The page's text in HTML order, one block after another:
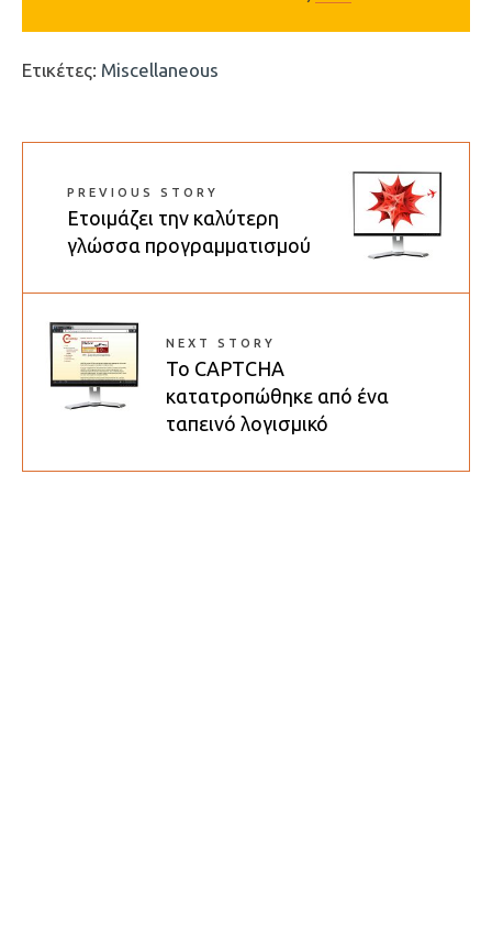
Ετικέτες: Miscellaneous
PREVIOUS STORY
Ετοιμάζει την καλύτερη
γλώσσα προγραμματισμού
NEXT STORY
Το CAPTCHA
κατατροπώθηκε από ένα
ταπεινό λογισμικό